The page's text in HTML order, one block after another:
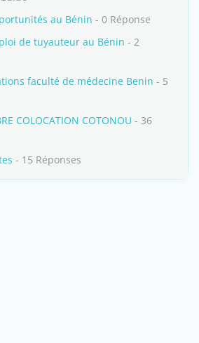
au Bénin - 0 Réponse
de tuyauteur au Bénin - 2
faculté de médecine Benin - 5
COLOCATION COTONOU - 36
- 15 Réponses